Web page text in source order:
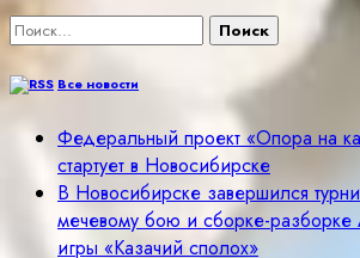
Найти:
Все новости
Федеральный проект «Опора на
стартует в Новосибирске
В Новосибирске завершился
мечевому бою и сборке-разборке
игры «Казачий сполох»